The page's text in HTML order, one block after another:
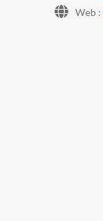
Web :